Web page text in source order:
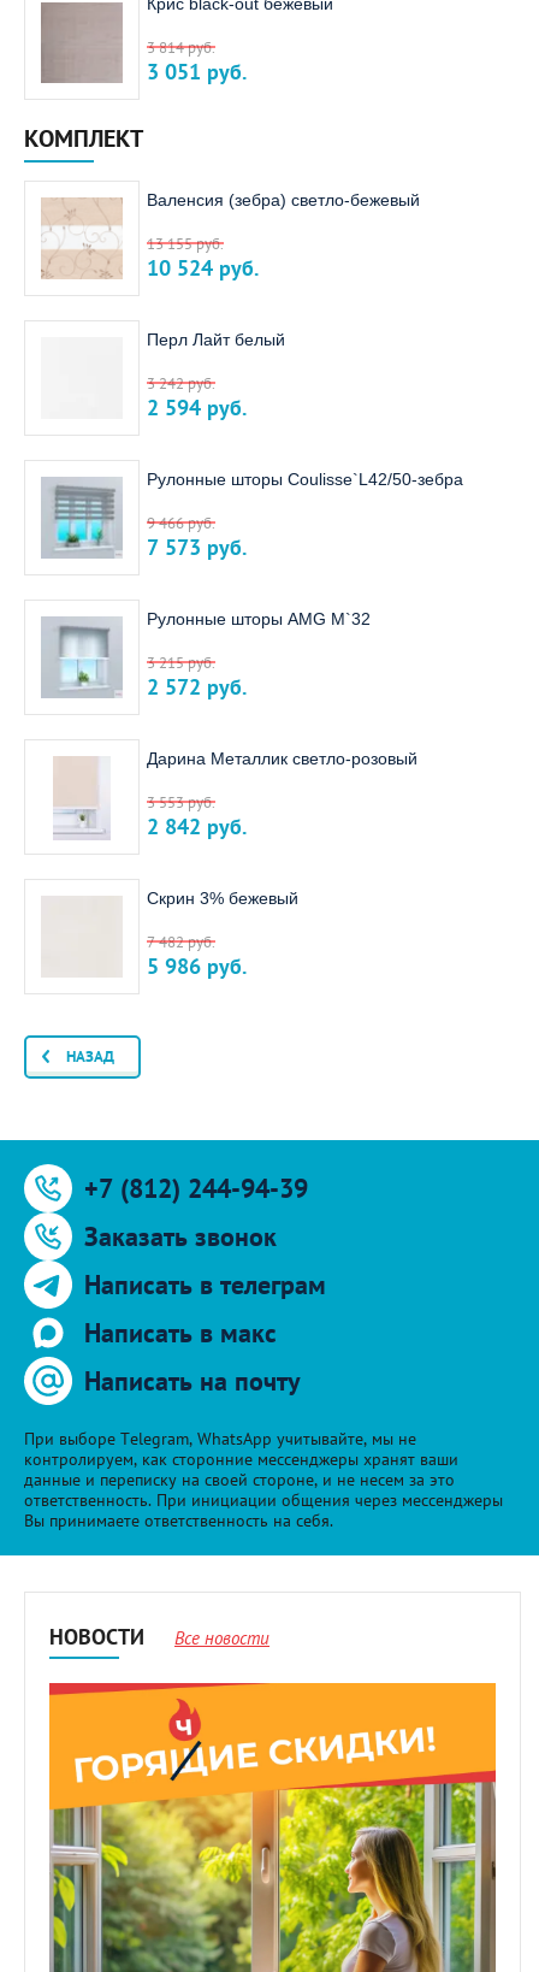
Крис black-out бежевый
3 814руб.
3 051 руб.
КОМПЛЕКТ
Валенсия (зебра) светло-бежевый
13 155руб.
10 524 руб.
Перл Лайт белый
3 242руб.
2 594 руб.
Рулонные шторы Coulisse`L42/50-зебра
9 466руб.
7 573 руб.
Рулонные шторы AMG M`32
3 215руб.
2 572 руб.
Дарина Металлик светло-розовый
3 553руб.
2 842 руб.
Скрин 3% бежевый
7 482руб.
5 986 руб.
НАЗАД
+7 (812) 244-94-39
Заказать звонок
Написать на почту
Написать в телеграм
Написать в макс
При выборе Telegram, WhatsApp учитывайте, мы не
контролируем, как сторонние мессенджеры хранят ваши
данные и переписку на своей стороне, и не несем за это
ответственность. При инициации общения через мессенджеры
Вы принимаете ответственность на себя.
НОВОСТИ Все новости